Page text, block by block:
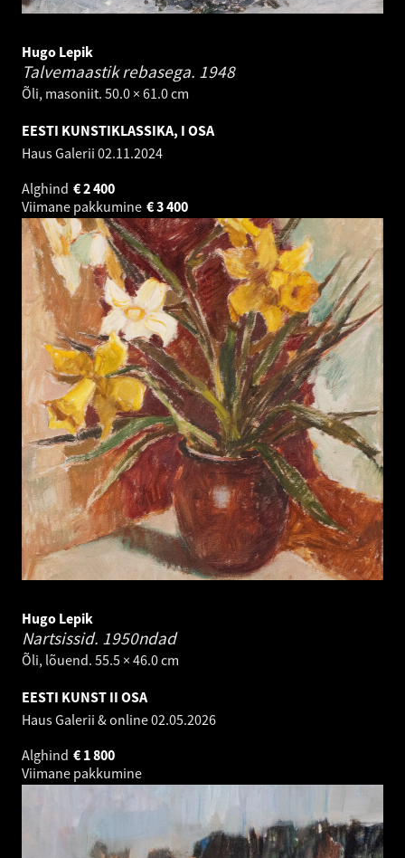
Hugo Lepik
Talvemaastik rebasega. 1948
Õli, masoniit. 50.0 × 61.0 cm
EESTI KUNSTIKLASSIKA, I OSA
Haus Galerii 02.11.2024
Alghind
2 400
€
Viimane pakkumine
3 400
€
Hugo Lepik
Nartsissid. 1950ndad
Õli, lõuend. 55.5 × 46.0 cm
EESTI KUNST II OSA
Haus Galerii & online02.05.2026
Alghind
1 800
€
Viimane pakkumine